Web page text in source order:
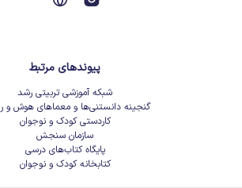
پیوندهای مرتبط
شبکه آموزشی تربیتی رشد
گنجینه دانستنی‌ها و معماهای هوش و
کاردستی کودک و نوجوان
سازمان سنجش
پایگاه کتاب‌های درسی
کتابخانه کودک و نوجوان